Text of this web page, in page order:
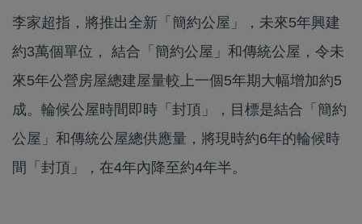
李家超指，將推出全新「簡約公屋」，未來5年興建
約3萬個單位， 結合「簡約公屋」和傳統公屋，令未
來5年公營房屋總建屋量較上一個5年期大幅增加約5
成。輪候公屋時間即時「封頂」，目標是結合「簡約
公屋」和傳統公屋總供應量，將現時約6年的輪候時
間「封頂」，在4年內降至約4年半。